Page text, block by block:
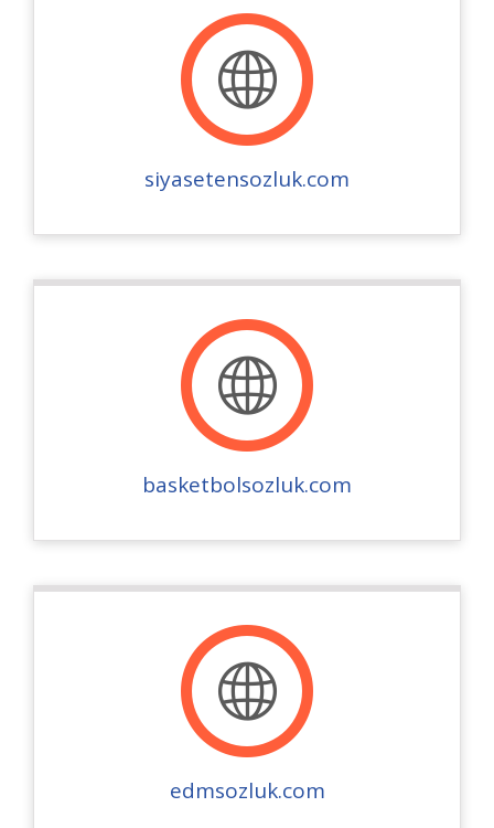
siyasetensozluk.com
basketbolsozluk.com
edmsozluk.com